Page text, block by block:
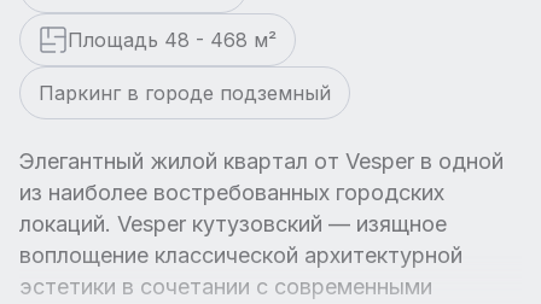
Площадь 48 - 468 м²
Паркинг в городе подземный
Элегантный жилой квартал от Vesper в одной
из наиболее востребованных городских
локаций. Vesper кутузовский — изящное
воплощение классической архитектурной
эстетики в сочетании с современными